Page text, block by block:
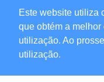
Ficha técnica
Manual de boas
Descubra as vantagens
Este website utiliza
que obtém a
utilização. Ao
utilização.